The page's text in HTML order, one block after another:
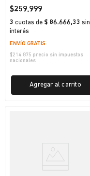
KING HOMBRE
$259.999
3 cuotas de $ 86.666,33 sin
interés
ENVÍO GRATIS
$214.875 precio sin impuestos
nacionales
Agregar al carrito